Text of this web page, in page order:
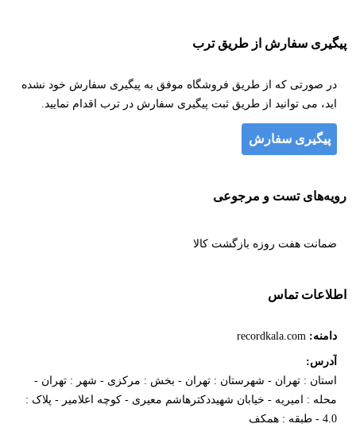
پیگیری سفارش از طریق ترب
در صورتی که از طریق فروشگاه موفق به پیگیری سفارش خود نشده
اید، می توانید از طریق ثبت پیگیری سفارش در ترب اقدام نمایید.
پیگیری سفارش
رویه‌های تست و مرجوعی
ضمانت هفت روزه بازگشت کالا
اطلاعات تماس
دامنه: recordkala.com
آدرس:
استان : تهران - شهرستان : تهران - بخش : مرکزی - شهر : تهران -
محله : امیریه - خیابان شهیددکترهاشم معیری - کوچه اعلامیر - پلاک :
4.0 - طبقه : همکف